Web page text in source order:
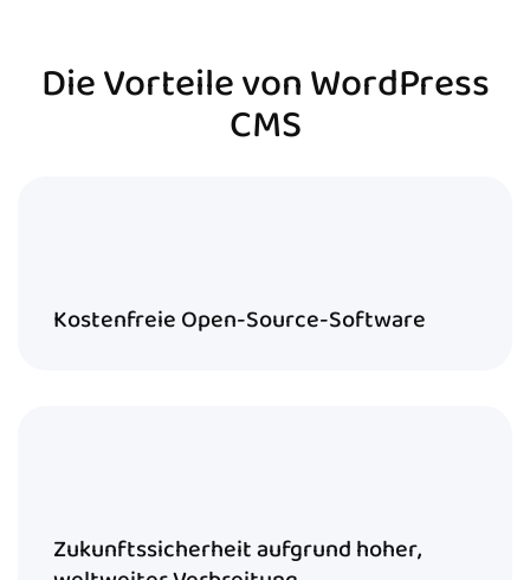
Die Vorteile von WordPress
CMS
Kostenfreie Open-Source-Software
Zukunftssicherheit aufgrund hoher,